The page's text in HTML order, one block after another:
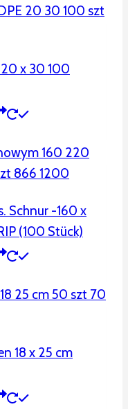
x 30 100
Schnur -160 x
(100 Stück)
18 x 25 cm